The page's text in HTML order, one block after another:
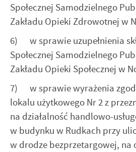
Społecznej Samodzielnego
Zakładu Opieki Zdrowotnej w
6) w sprawie uzupełnienia
Społecznej Samodzielnego
Zakładu Opieki Społecznej w
7) w sprawie wyrażenia
lokalu użytkowego Nr 2 z
na działalność handlowo-
w budynku w Rudkach przy
w drodze bezprzetargowej, na